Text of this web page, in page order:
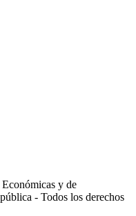
y de
- Todos los derechos